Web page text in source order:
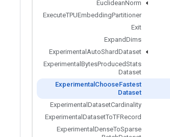
EuclideanNorm
ExecuteTPUEmbeddingPartitioner
Exit
ExpandDims
Experimental AutoShardDataset
Experimental BytesProducedStats
Dataset
Experimental ChooseFastest
Dataset
Experimental DatasetCardinality
Experimental DatasetToTFRecord
Experimental DenseToSparse